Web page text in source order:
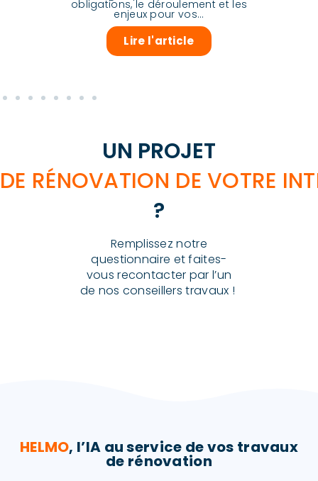
obligations, le déroulement et les
enjeux pour vos...
Lire l'article
UN PROJET
DE RÉNOVATION DE VOTRE
?
Remplissez notre
questionnaire et faites-
vous recontacter par l’un
de nos conseillers travaux !
HELMO, l’IA au service de vos travaux
de rénovation​